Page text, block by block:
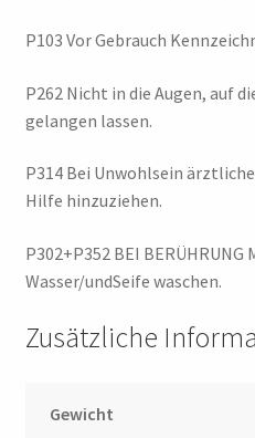
P103 Vor Gebrauch
P262 Nicht in die Augen, auf
gelangen lassen.
P314 Bei Unwohlsein
Hilfe hinzuziehen.
P302+P352 BEI BERÜHRUNG
Wasser/undSeife waschen.
Zusätzliche
Gewicht